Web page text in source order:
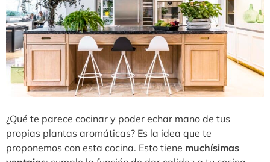
¿Qué te parece cocinar y poder echar mano de tus
propias plantas aromáticas? Es la idea que te
proponemos con esta cocina. Esto tiene muchísimas